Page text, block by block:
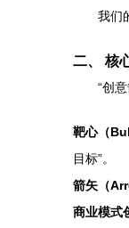
我们
二、 核
“创
靶心（
目标”。
箭矢（
商业模式